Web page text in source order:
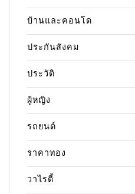
บ้านและคอนโด
ประกันสังคม
ประวัติ
ผู้หญิง
รถยนต์
ราคาทอง
วาไรตี้